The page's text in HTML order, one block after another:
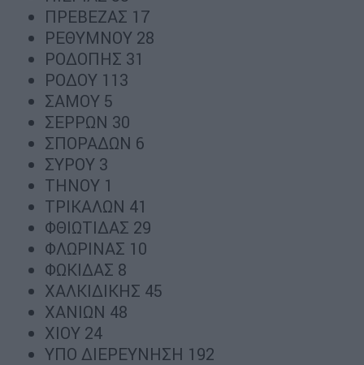
ΠΡΕΒΕΖΑΣ 17
ΡΕΘΥΜΝΟΥ 28
ΡΟΔΟΠΗΣ 31
ΡΟΔΟΥ 113
ΣΑΜΟΥ 5
ΣΕΡΡΩΝ 30
ΣΠΟΡΑΔΩΝ 6
ΣΥΡΟΥ 3
ΤΗΝΟΥ 1
ΤΡΙΚΑΛΩΝ 41
ΦΘΙΩΤΙΔΑΣ 29
ΦΛΩΡΙΝΑΣ 10
ΦΩΚΙΔΑΣ 8
ΧΑΛΚΙΔΙΚΗΣ 45
ΧΑΝΙΩΝ 48
ΧΙΟΥ 24
ΥΠΟ ΔΙΕΡΕΥΝΗΣΗ 192